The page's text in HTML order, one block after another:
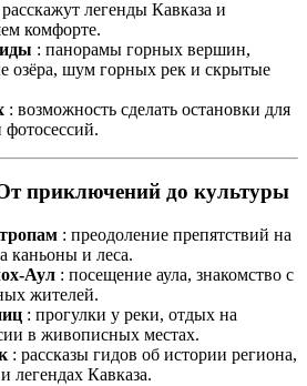
легенды Кавказа и
комфорте.
: панорамы горных вершин,
озёра, шум горных рек и скрытые
: возможность сделать остановки для
приключений до культуры
: преодоление препятствий на
каньоны и леса.
Аул : посещение аула, знакомство с
жителей.
: прогулки у реки, отдых на
в живописных местах.
: рассказы гидов об истории региона,
легендах Кавказа.